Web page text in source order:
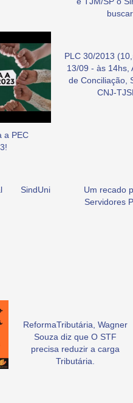
a PEC
PLC 30/2013
13/09 - às 14hs,
de Conciliação,
CNJ-
SindUni
Um recado
Servidores
ReformaTributária, Wagner
Souza diz que O STF
precisa reduzir a carga
Tributária.